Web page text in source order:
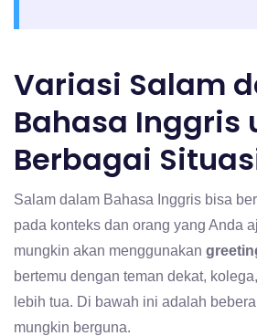
Variasi Salam
Bahasa Inggris
Berbagai
Salam dalam Bahasa Inggris bisa
pada konteks dan orang yang Anda
mungkin akan menggunakan
bertemu dengan teman dekat,
lebih tua. Di bawah ini adalah
mungkin berguna.